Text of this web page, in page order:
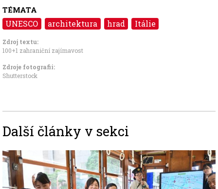
TÉMATA
UNESCO architektura hrad Itálie
Zdroj textu:
100+1 zahraniční zajímavost
Zdroje fotografii:
Shutterstock
Další články v sekci
Image